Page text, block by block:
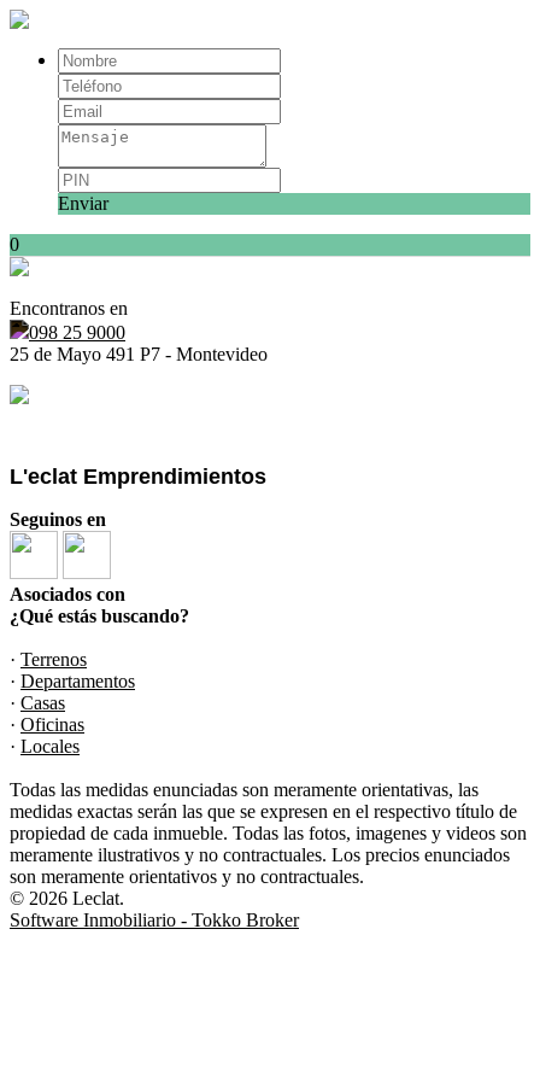
Enviar
0
Encontranos en
098 25 9000
25 de Mayo 491 P7 - Montevideo
L'eclat Emprendimientos
Seguinos en
Asociados con
¿Qué estás buscando?
· Terrenos
· Departamentos
· Casas
· Oficinas
· Locales
Todas las medidas enunciadas son meramente orientativas, las
medidas exactas serán las que se expresen en el respectivo título de
propiedad de cada inmueble. Todas las fotos, imagenes y videos son
meramente ilustrativos y no contractuales. Los precios enunciados
son meramente orientativos y no contractuales.
© 2026 Leclat.
Software Inmobiliario - Tokko Broker